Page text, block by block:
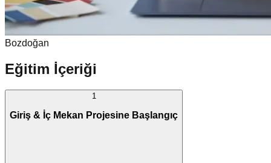
Bozdoğan
Eğitim İçeriği
1
Giriş & İç Mekan Projesine Başlangıç